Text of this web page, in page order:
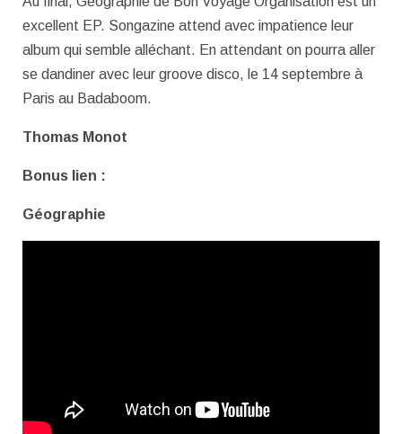
excellent EP. Songazine attend avec impatience leur
album qui semble alléchant. En attendant on pourra aller
se dandiner avec leur groove disco, le 14 septembre à
Paris au Badaboom.
Thomas Monot
Bonus lien :
Géographie